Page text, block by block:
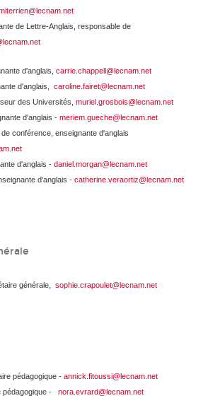
de Lettre-Anglais, responsable de
d'anglais, carrie.chappell@lecnam.net
d'anglais, caroline.fairet@lecnam.net
des Universités, muriel.grosbois@lecnam.net
d'anglais - meriem.gueche@lecnam.net
conférence, enseignante d'anglais
d'anglais - daniel.morgan@lecnam.net
d'anglais - catherine.veraortiz@lecnam.net
générale, sophie.crapoulet@lecnam.net
pédagogique - annick.fitoussi@lecnam.net
pédagogique - nora.evrard@lecnam.net